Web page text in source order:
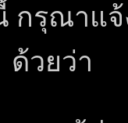
กรุณาแ
ด้วยว่า